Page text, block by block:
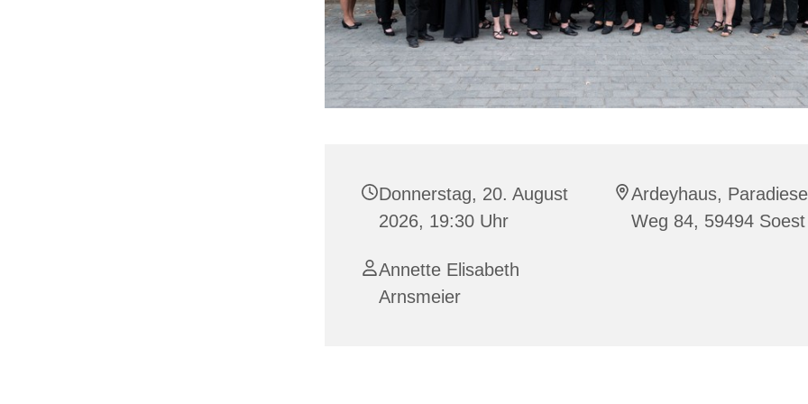
Donnerstag, 20. August
2026, 19:30 Uhr
Ardeyhaus,
Weg 84, 59494 Soest
Annette Elisabeth
Arnsmeier